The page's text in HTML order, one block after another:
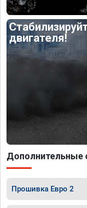
двигателя!
Дополнительные
Прошивка Евро 2